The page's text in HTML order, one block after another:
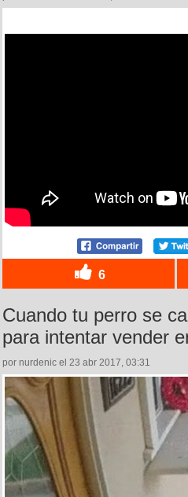
6
Cuando tu perro se
para intentar vender
por nurdenic el 23 abr 2017, 03:31